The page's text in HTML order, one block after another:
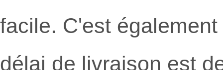
facile. C'est
délai de livraison est